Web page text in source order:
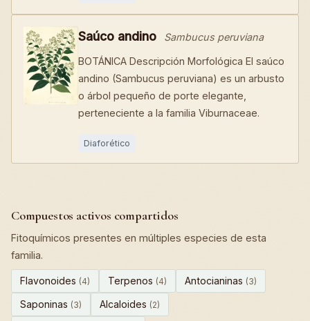
Saúco andino Sambucus peruviana
BOTÁNICA Descripción Morfológica El saúco
andino (Sambucus peruviana) es un arbusto
o árbol pequeño de porte elegante,
perteneciente a la familia Viburnaceae.
Diaforético
Compuestos activos compartidos
Fitoquímicos presentes en múltiples especies de esta
familia.
Flavonoides (4) Terpenos (4) Antocianinas (3)
Saponinas (3) Alcaloides (2)